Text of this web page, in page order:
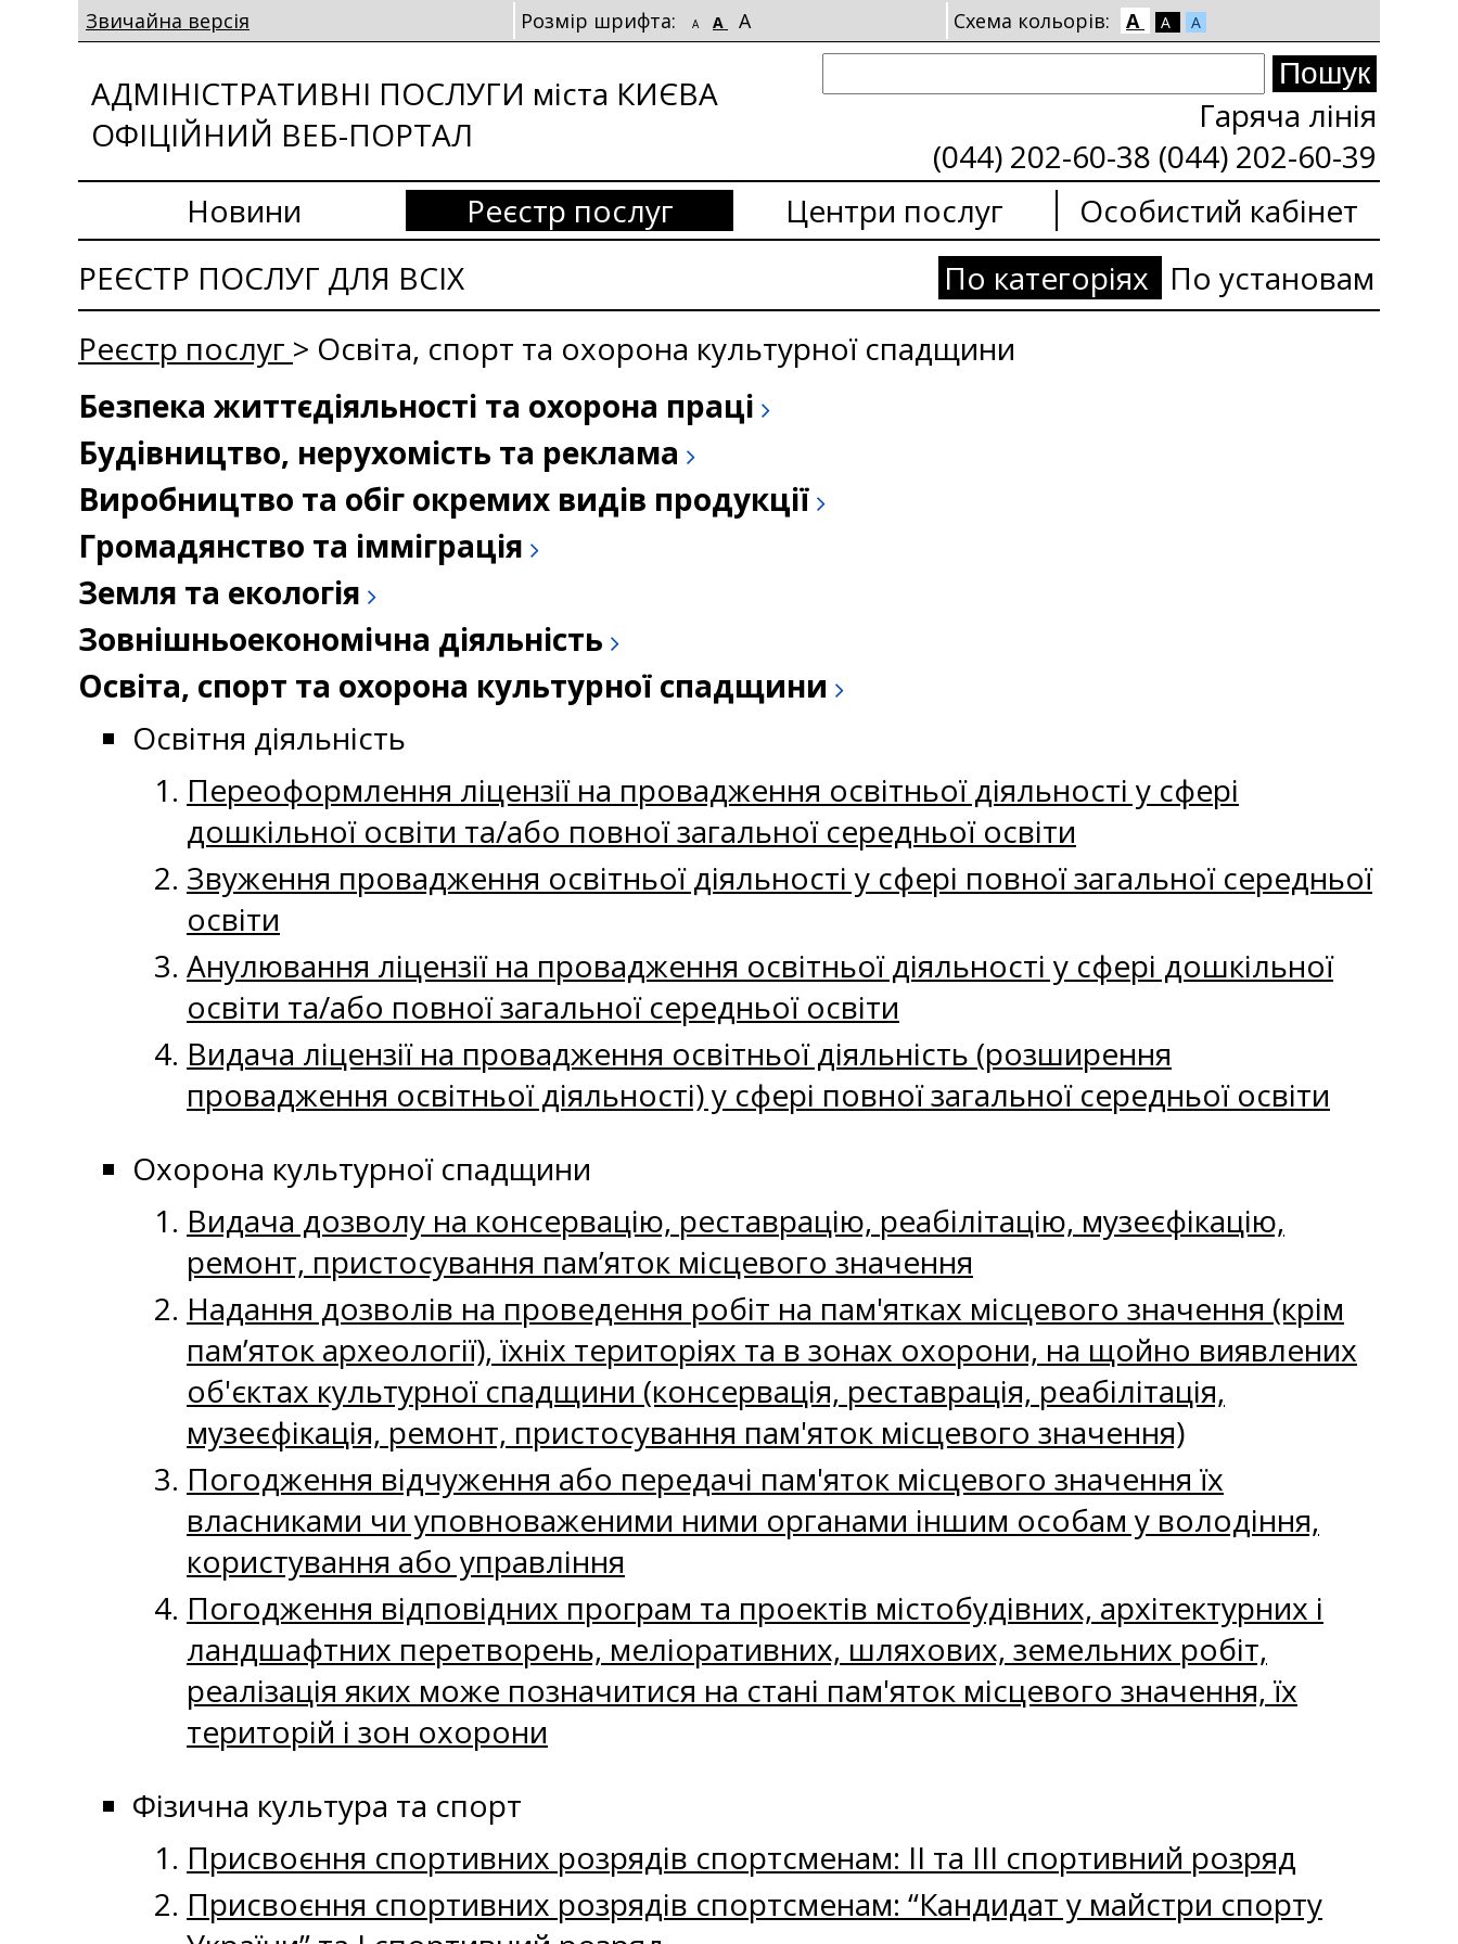
Звичайна версія Розмір шрифта: A A A Схема кольорів: A A A
АДМІНІСТРАТИВНІ ПОСЛУГИ міста КИЄВА
ОФІЦІЙНИЙ ВЕБ-ПОРТАЛ
Гаряча лінія
(044) 202-60-38 (044) 202-60-39
Новини
Реєстр послуг Центри послуг
Особистий кабінет
По категоріях
По установам
РЕЄСТР ПОСЛУГ ДЛЯ ВСІХ
Реєстр послуг > Освіта, спорт та охорона культурної спадщини
Безпека життєдіяльності та охорона праці
Будівництво, нерухомість та реклама
Виробництво та обіг окремих видів продукції
Громадянство та імміграція
Земля та екологія
Зовнішньоекономічна діяльність
Освіта, спорт та охорона культурної спадщини
Освітня діяльність
Переоформлення ліцензії на провадження освітньої діяльності у сфері
дошкільної освіти та/або повної загальної середньої освіти
Звуження провадження освітньої діяльності у сфері повної загальної середньої
освіти
Анулювання ліцензії на провадження освітньої діяльності у сфері дошкільної
освіти та/або повної загальної середньої освіти
Видача ліцензії на провадження освітньої діяльність (розширення
провадження освітньої діяльності) у сфері повної загальної середньої освіти
Охорона культурної спадщини
Видача дозволу на консервацію, реставрацію, реабілітацію, музеєфікацію,
ремонт, пристосування пам’яток місцевого значення
Надання дозволів на проведення робіт на пам'ятках місцевого значення (крім
пам’яток археології), їхніх територіях та в зонах охорони, на щойно виявлених
об'єктах культурної спадщини (консервація, реставрація, реабілітація,
музеєфікація, ремонт, пристосування пам'яток місцевого значення)
Погодження відчуження або передачі пам'яток місцевого значення їх
власниками чи уповноваженими ними органами іншим особам у володіння,
користування або управління
Погодження відповідних програм та проектів містобудівних, архітектурних і
ландшафтних перетворень, меліоративних, шляхових, земельних робіт,
реалізація яких може позначитися на стані пам'яток місцевого значення, їх
територій і зон охорони
Фізична культура та спорт
Присвоєння спортивних розрядів спортсменам: ІІ та ІІІ спортивний розряд
Присвоєння спортивних розрядів спортсменам: “Кандидат у майстри спорту